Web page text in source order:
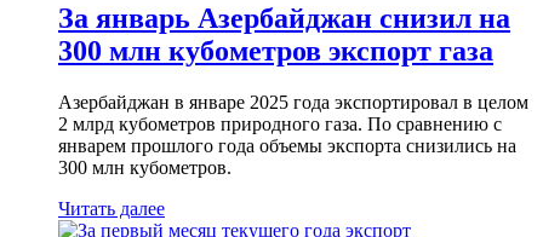
За январь Азербайджан снизил на
300 млн кубометров экспорт газа
Азербайджан в январе 2025 года экспортировал в целом
2 млрд кубометров природного газа. По сравнению с
январем прошлого года объемы экспорта снизились на
300 млн кубометров.
Читать далее